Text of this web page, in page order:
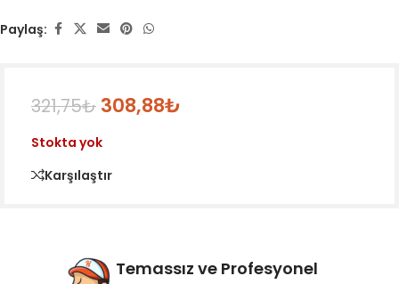
Paylaş:
321,75₺ 308,88₺
Stokta yok
Karşılaştır
Temassız ve Profesyonel